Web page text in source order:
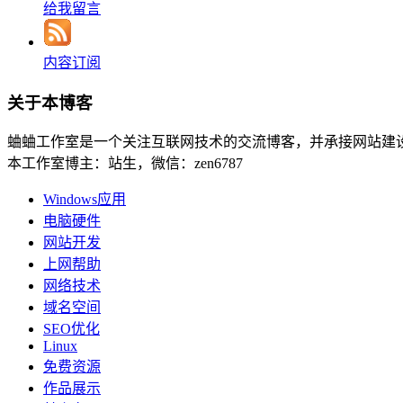
给我留言
内容订阅
关于本博客
蛐蛐工作室是一个关注互联网技术的交流博客，并承接网站建
本工作室博主：站生，微信：zen6787
Windows应用
电脑硬件
网站开发
上网帮助
网络技术
域名空间
SEO优化
Linux
免费资源
作品展示